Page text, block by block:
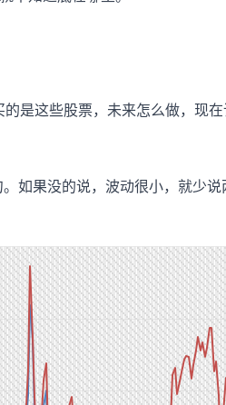
是这些股票，未来怎么做，现
如果没的说，波动很小，就少